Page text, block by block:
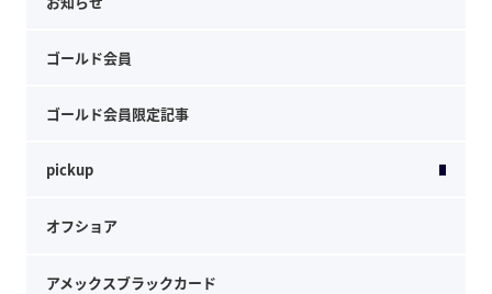
ゴールド会員
ゴールド会員限定記事
pickup
オフショア
アメックスブラックカード